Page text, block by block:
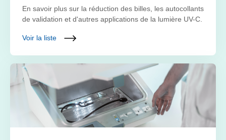
En savoir plus sur la réduction des billes, les autocollants
de validation et d'autres applications de la lumière UV-C.
Voir la liste